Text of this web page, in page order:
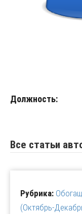
Должность:
Все статьи
Рубрика:
(Октябрь-